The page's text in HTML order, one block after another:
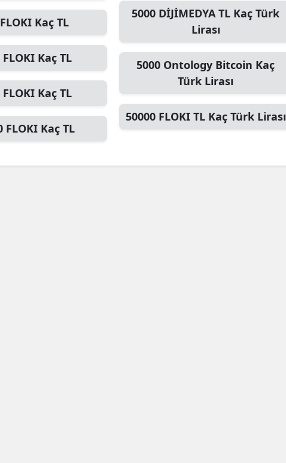
Hakkari
Isparta
Mersin
İstanbul
FLOKI Kaç TL
FLOKI Kaç TL
FLOKI Kaç TL
FLOKI Kaç TL
5000 DİJİMEDYA TL Kaç Türk
Lirası
5000 Ontology Bitcoin Kaç
Türk Lirası
50000 FLOKI TLKaç Türk Lirası